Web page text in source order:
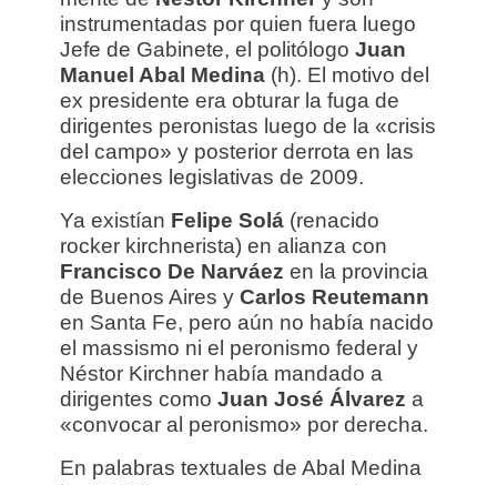
instrumentadas por quien fuera luego
Jefe de Gabinete, el politólogo Juan
Manuel Abal Medina(h). El motivo del
ex presidente era obturar la fuga de
dirigentes peronistas luego de la «crisis
del campo» y posterior derrota en las
elecciones legislativas de 2009.
Ya existían Felipe Solá(renacido
rocker kirchnerista) en alianza con
Francisco De Narváez en la provincia
de Buenos Aires y Carlos Reutemann
en Santa Fe, pero aún no había nacido
el massismo ni el peronismo federal y
Néstor Kirchner había mandado a
dirigentes como Juan José Álvarez a
«convocar al peronismo» por derecha.
En palabras textuales de Abal Medina